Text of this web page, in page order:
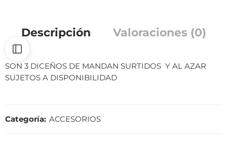
Descripción Valoraciones (0)
SON 3 DICEÑOS DE MANDAN SURTIDOS Y AL AZAR
SUJETOS A DISPONIBILIDAD
Categoría: ACCESORIOS